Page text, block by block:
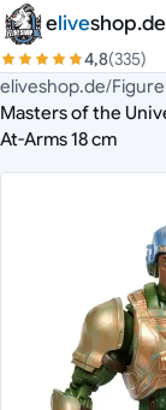
Zum Inhalt
eliveshop.de
4,8(335)
eliveshop.de/
Masters of the
At-Arms 18 cm